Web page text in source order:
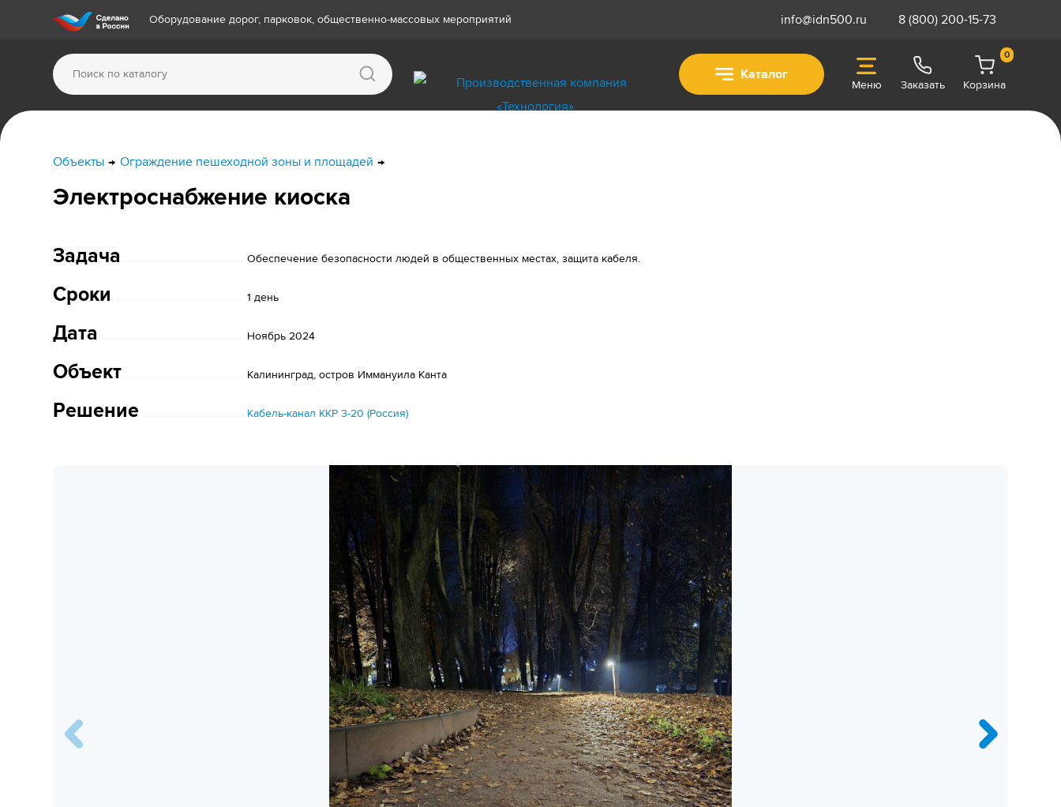
Оборудование дорог, парковок, общественно-массовых мероприятий info@idn500.ru 8 (800) 200-15-73
Каталог
Меню Заказать
0
Корзина
Объекты Ограждение пешеходной зоны и площадей
Электроснабжение киоска
Задача Обеспечение безопасности людей в общественных местах, защита кабеля.
Сроки 1 день
Дата Ноябрь 2024
Объект Калининград, остров Иммануила Канта
Решение Кабель-канал ККР 3-20 (Россия)